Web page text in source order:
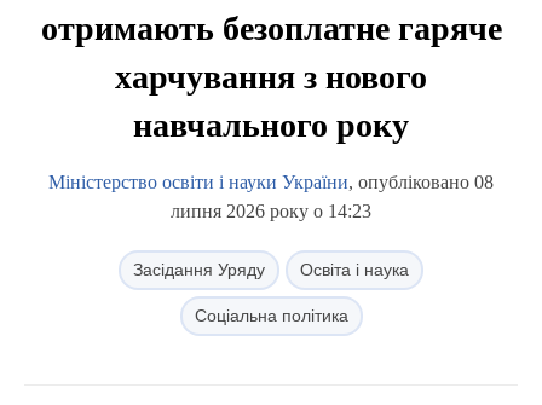
отримають безоплатне гаряче
харчування з нового
навчального року
Міністерство освіти і науки України, опубліковано 08
липня 2026 року о 14:23
Засідання Уряду Освіта і наука
Соціальна політика